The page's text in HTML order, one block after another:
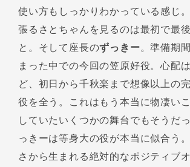
使い方もしっかりわかっている感じ
張るさとちゃんを見るのは最初で最
と。そして座長のずっきー。準備期
まった中での今回の笠原好役。心配
ど、初日から千秋楽まで想像以上の
役を全う。これはもう本当に物凄い
していたいくつかの舞台でもそうだ
っきーは等身大の役が本当に似合う
さから生まれる絶対的なポジティブ